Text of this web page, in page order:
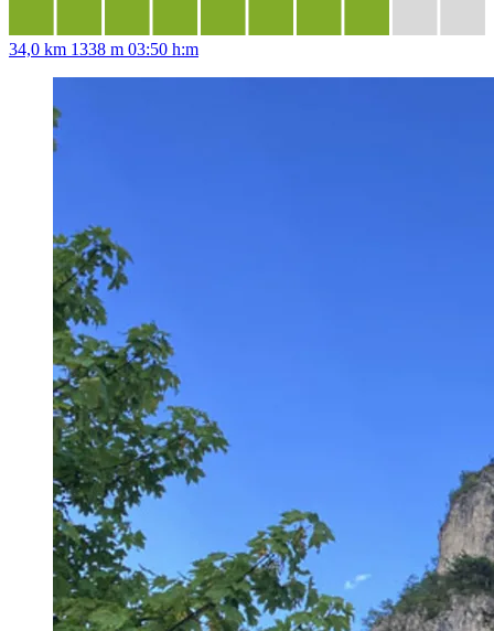
34,0 km 1338 m 03:50 h:m